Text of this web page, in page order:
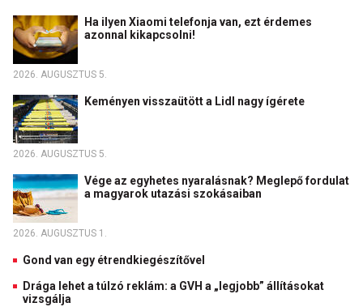
Ha ilyen Xiaomi telefonja van, ezt érdemes
azonnal kikapcsolni!
2026. AUGUSZTUS 5.
Keményen visszaütött a Lidl nagy ígérete
2026. AUGUSZTUS 5.
Vége az egyhetes nyaralásnak? Meglepő fordulat
a magyarok utazási szokásaiban
2026. AUGUSZTUS 1.
Gond van egy étrendkiegészítővel
Drága lehet a túlzó reklám: a GVH a „legjobb” állításokat
vizsgálja